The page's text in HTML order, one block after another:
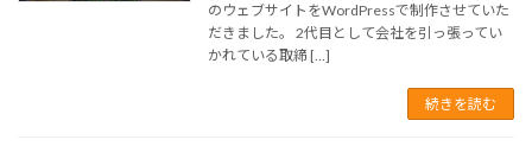
のウェブサイトをWordPressで制作させていた
だきました。 2代目として会社を引っ張ってい
かれている取締 […]
続きを読む